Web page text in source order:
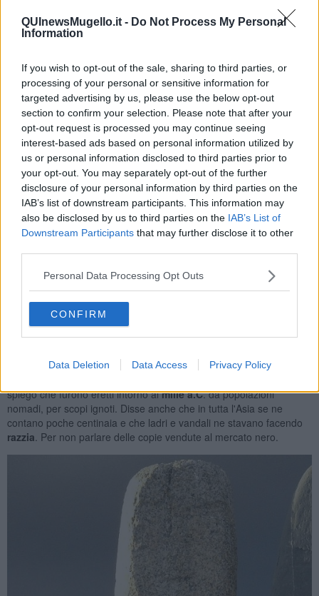
QUInewsMugello.it - Do Not Process My Personal
Information
If you wish to opt-out of the sale, sharing to third parties, or
processing of your personal or sensitive information for
targeted advertising by us, please use the below opt-out
section to confirm your selection. Please note that after your
opt-out request is processed you may continue seeing
interest-based ads based on personal information utilized by
us or personal information disclosed to third parties prior to
your opt-out. You may separately opt-out of the further
disclosure of your personal information by third parties on the
IAB’s list of downstream participants. This information may
also be disclosed by us to third parties on the IAB’s List of
Downstream Participants that may further disclose it to other
Personal Data Processing Opt Outs
CONFIRM
Data Deletion Data Access Privacy Policy
archeologica, coeva alle incisioni rupestri:
due steledi pietra
collocate al centro di un'ampia vallata, una più massiccia e scura,
"Incredibile, una testa di Modigliani proprio qui, nella steppa
sconfinata!".
per tirare in ballo lozampino di Modìe organizzare unabeffa
spiegò che furono eretti intorno almille a.C. da popolazioni
nomadi, per scopi ignoti. Disse anche che in tutta l'Asia se ne
contano poche centinaia e che ladri e vandali ne stavano facendo
razzia. Per non parlare delle copie vendute al mercato nero.